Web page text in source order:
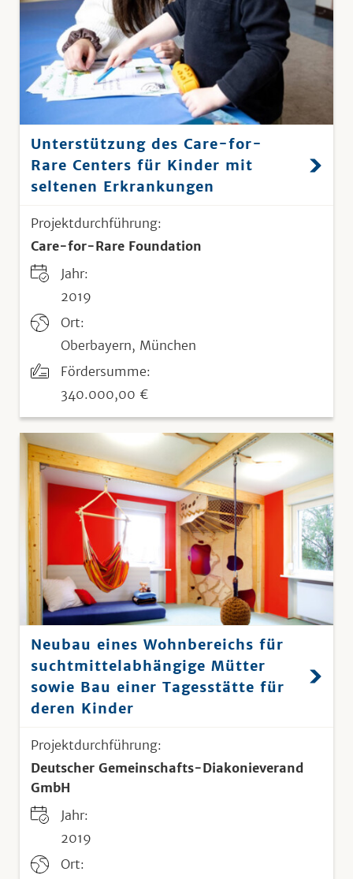
Unterstützung des Care-for-
Rare Centers für Kinder mit
seltenen Erkrankungen
Projektdurchführung:
Care-for-Rare Foundation
Jahr:
2019
Ort:
Oberbayern, München
Fördersumme:
340.000,00 €
Neubau eines Wohnbereichs für
suchtmittelabhängige Mütter
sowie Bau einer Tagesstätte für
deren Kinder
Projektdurchführung:
Deutscher Gemeinschafts-Diakonieverand
GmbH
Jahr:
2019
Ort: